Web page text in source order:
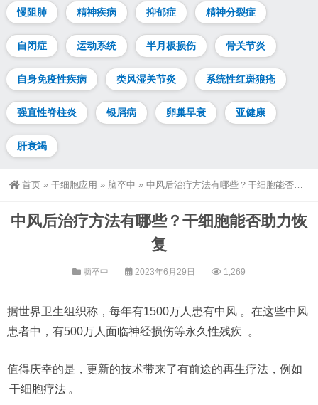
慢阻肺 精神疾病 抑郁症 精神分裂症
自闭症 运动系统 半月板损伤 骨关节炎
自身免疫性疾病 类风湿关节炎 系统性红斑狼疮
强直性脊柱炎 银屑病 卵巢早衰 亚健康
肝衰竭
首页 » 干细胞应用 » 脑卒中 » 中风后治疗方法有哪些？干细胞能否助力恢复
中风后治疗方法有哪些？干细胞能否助力恢
复
脑卒中 2023年6月29日 1,269
据世界卫生组织称，每年有1500万人患有中风 。在这些中风
患者中，有500万人面临神经损伤等永久性残疾 。
值得庆幸的是，更新的技术带来了有前途的再生疗法，例如
干细胞疗法 。